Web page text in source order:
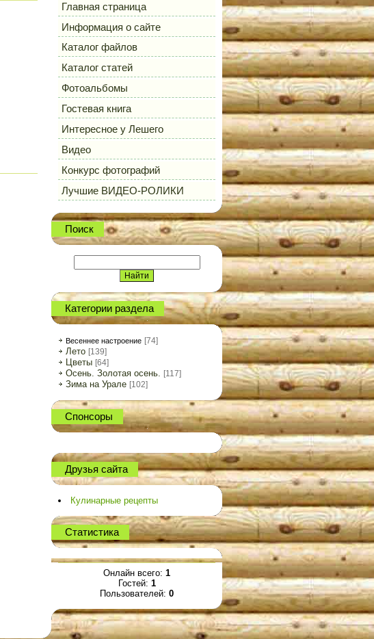
Главная страница
Информация о сайте
Каталог файлов
Каталог статей
Фотоальбомы
Гостевая книга
Интересное у Лешего
Видео
Конкурс фотографий
Лучшие ВИДЕО-РОЛИКИ
Поиск
Категории раздела
Весеннее настроение [74]
Лето [139]
Цветы [64]
Осень. Золотая осень. [117]
Зима на Урале [102]
Спонсоры
Друзья сайта
Кулинарные рецепты
Статистика
Онлайн всего: 1
Гостей: 1
Пользователей: 0